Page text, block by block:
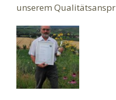
unserem